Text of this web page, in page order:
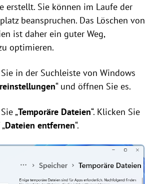
erstellt. Sie können im Laufe der
beanspruchen. Das Löschen von
ist daher ein guter Weg,
optimieren.
in der Suchleiste von Windows
“ und öffnen Sie es.
„Temporäre Dateien“. Klicken Sie
Dateien entfernen“.